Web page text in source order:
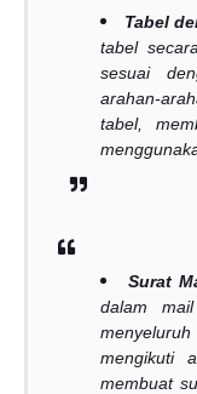
Tabel
tabel
sesuai
arahan-
tabel,
Surat
dalam
mengikuti
membuat